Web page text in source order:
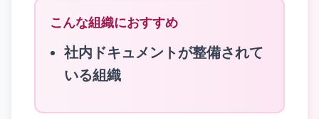
こんな組織におすすめ
社内ドキュメントが整備されて
いる組織